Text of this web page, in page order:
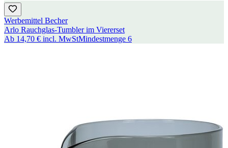
Werbemittel Becher
Arlo Rauchglas-Tumbler im Viererset
Ab 14,70 € incl. MwStMindestmenge 6